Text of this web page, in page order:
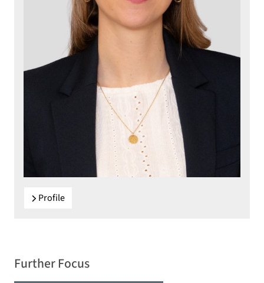
Profile
Further Focus